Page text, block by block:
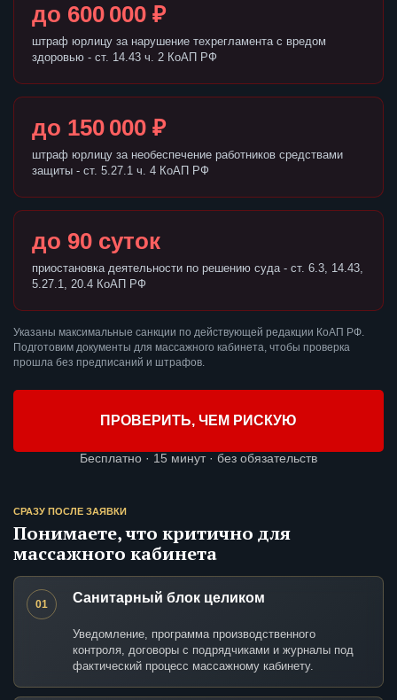
до 600 000 ₽
штраф юрлицу за нарушение техрегламента с вредом
здоровью - ст. 14.43 ч. 2 КоАП РФ
до 150 000 ₽
штраф юрлицу за необеспечение работников средствами
защиты - ст. 5.27.1 ч. 4 КоАП РФ
до 90 суток
приостановка деятельности по решению суда - ст. 6.3, 14.43,
5.27.1, 20.4 КоАП РФ
Указаны максимальные санкции по действующей редакции КоАП РФ.
Подготовим документы для массажного кабинета, чтобы проверка
прошла без предписаний и штрафов.
ПРОВЕРИТЬ, ЧЕМ РИСКУЮ
Бесплатно · 15 минут · без обязательств
СРАЗУ ПОСЛЕ ЗАЯВКИ
Понимаете, что критично для
массажного кабинета
01 Санитарный блок целиком
Уведомление, программа производственного
контроля, договоры с подрядчиками и журналы под
фактический процесс массажному кабинету.